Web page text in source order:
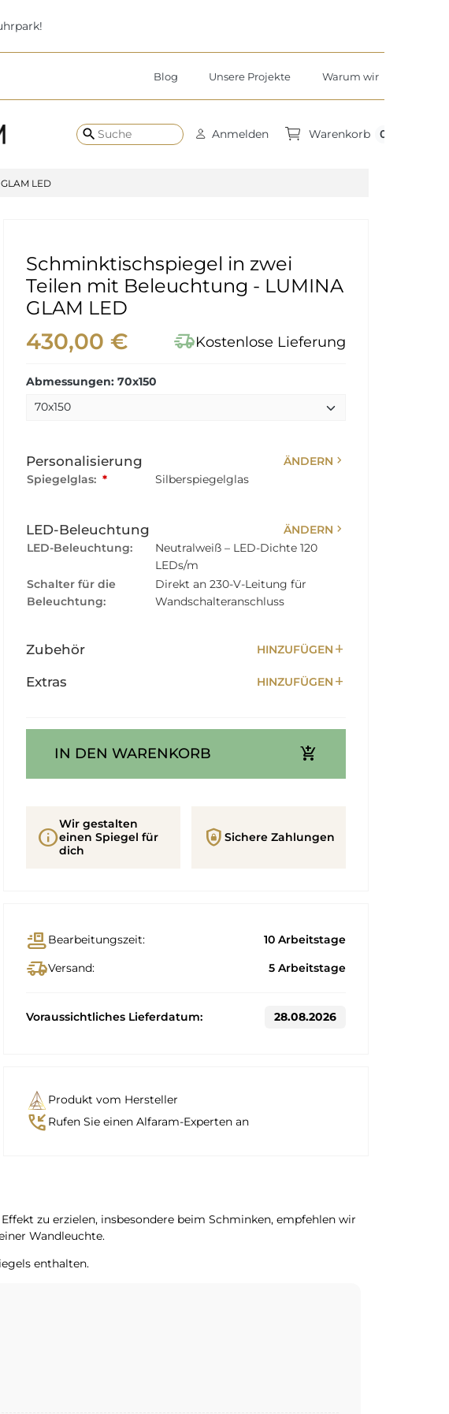
Blog Unsere Projekte Warum wir
search Anmelden Warenkorb 0
LED
Schminktischspiegel in zwei
Teilen mit Beleuchtung - LUMINA
GLAM LED
430,00 € delivery_truck_speedKostenlose Lieferung
Abmessungen: 70x150
Personalisierung ÄNDERN chevron_right
Spiegelglas: * Silberspiegelglas
LED-Beleuchtung ÄNDERN chevron_right
LED-Beleuchtung:
Neutralweiß – LED-Dichte 120
LEDs/m
Schalter für die
Beleuchtung:
Direkt an 230-V-Leitung für
Wandschalteranschluss
Zubehör HINZUFÜGEN add
Extras HINZUFÜGEN add
IN DEN WARENKORB add_shopping_cart
info
Wir gestalten
einen Spiegel für
dich
shield_lock Sichere Zahlungen
conveyor_beltBearbeitungszeit: 10 Arbeitstage
delivery_truck_speedVersand: 5 Arbeitstage
Voraussichtliches Lieferdatum: 28.08.2026
Produkt vom Hersteller
phone_callback Rufen Sie einen Alfaram-Experten an
zu erzielen, insbesondere beim Schminken, empfehlen wir
Wandleuchte.
enthalten.